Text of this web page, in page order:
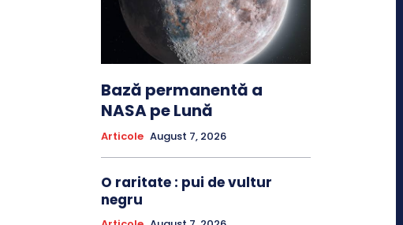
Bază permanentă a
NASA pe Lună
Articole August 7, 2026
O raritate : pui de vultur
negru